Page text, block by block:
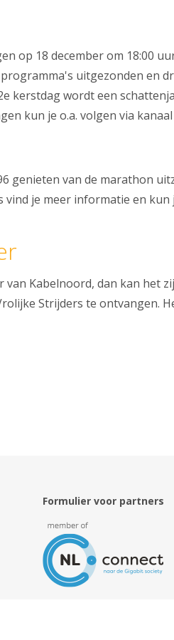
op 18 december om 18:00
uitgezonden en
kerstdag wordt een
kun je o.a. volgen via
genieten van de marathon
vind je meer informatie en
Kabelnoord, dan kan het
Strijders te ontvangen.
Formulier voor partners